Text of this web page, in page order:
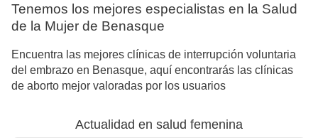
Tenemos los mejores especialistas en la Salud
de la Mujer de Benasque
Encuentra las mejores clínicas de interrupción voluntaria
del embrazo en Benasque, aquí encontrarás las clínicas
de aborto mejor valoradas por los usuarios
Actualidad en salud femenina